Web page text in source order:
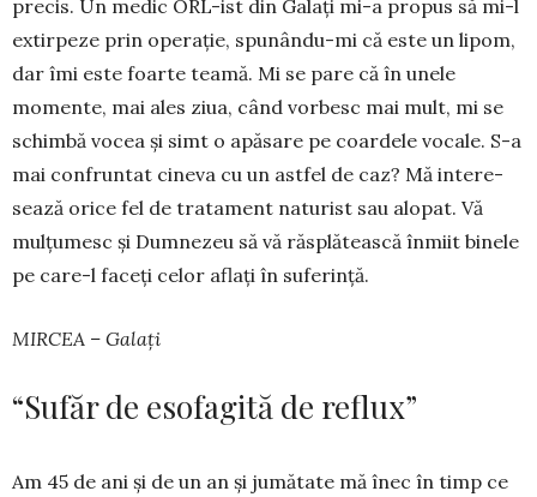
precis. Un me­dic ORL-ist din Galați mi-a propus să mi-l
extirpeze prin ope­rație, spunân­du-mi că este un lipom,
dar îmi este foarte teamă. Mi se pare că în unele
momente, mai ales ziua, când vorbesc mai mult, mi se
schimbă vo­cea și simt o apă­sare pe coar­dele vocale. S-a
mai confruntat cineva cu un astfel de caz? Mă inte­re­
sea­ză orice fel de trata­ment naturist sau alo­pat. Vă
mulțu­mesc și Dumnezeu să vă răs­plă­tească în­­miit binele
pe care-l faceți celor aflați în sufe­rință.
MIRCEA – Galați
“Sufăr de esofagită de reflux”
Am 45 de ani și de un an și jumătate mă înec în timp ce